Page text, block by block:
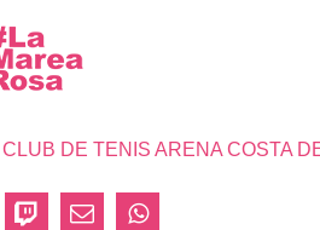
DE TENIS ARENA COSTA
TwitchCorreoWhatsApp